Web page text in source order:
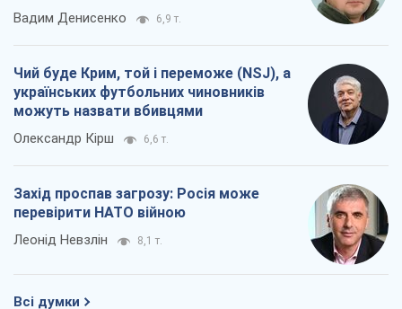
Вадим Денисенко 6,9 т.
Чий буде Крим, той і переможе (NSJ), а
українських футбольних чиновників
можуть назвати вбивцями
Олександр Кірш 6,6 т.
Захід проспав загрозу: Росія може
перевірити НАТО війною
Леонід Невзлін 8,1 т.
Всі думки